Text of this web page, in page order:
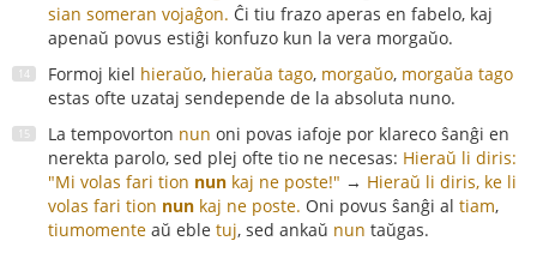
sian someran vojaĝon. Ĉi tiu frazo aperas en fabelo, kaj
apenaŭ povus estiĝi konfuzo kun la vera morgaŭo.
Formoj kiel hieraŭo, hieraŭa tago, morgaŭo, morgaŭa tago
estas ofte uzataj sendepende de la absoluta nuno.
La tempovorton nun oni povas iafoje por klareco ŝanĝi en
nerekta parolo, sed plej ofte tio ne necesas: Hieraŭ li diris:
"Mi volas fari tion nun kaj ne poste!" → Hieraŭ li diris, ke li
volas fari tion nun kaj ne poste. Oni povus ŝanĝi al tiam,
tiumomente aŭ eble tuj, sed ankaŭ nun taŭgas.